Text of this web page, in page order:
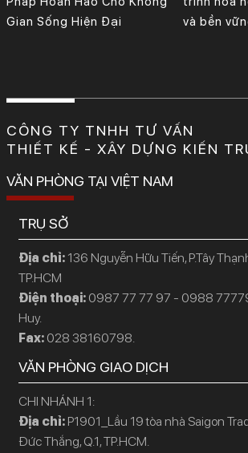
Gian Sống Hiện Đại
và bền
CÔNG TY TNHH TƯ VẤN
THIẾT KẾ - XÂY DỰNG KIẾN
VĂN PHÒNG TẠI VIỆT NAM
TRỤ SỞ
Địa chỉ: 136 Nguyễn Hữu Tiến, P.Tây
TP.HCM
Điện thoại: 0987 77 77 97 - 0988
Huy.
Fax: 028 38160798.
VĂN PHÒNG GIAO DỊCH
CHI NHÁNH 1:
Địa chỉ: P1901_Lầu 19 tòa nhà Saigon
Đức Thắng, Q.1, TP.HCM.